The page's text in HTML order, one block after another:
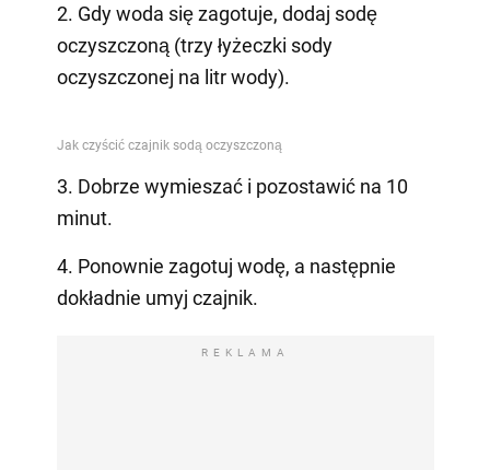
2. Gdy woda się zagotuje, dodaj sodę
oczyszczoną (trzy łyżeczki sody
oczyszczonej na litr wody).
3. Dobrze wymieszać i pozostawić na 10
minut.
4. Ponownie zagotuj wodę, a następnie
dokładnie umyj czajnik.
REKLAMA